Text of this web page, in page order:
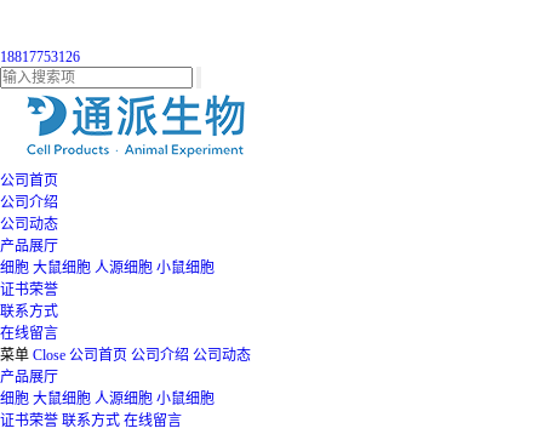
18817753126
公司首页
公司介绍
公司动态
产品展厅
细胞 大鼠细胞 人源细胞 小鼠细胞
证书荣誉
联系方式
在线留言
菜单 Close 公司首页 公司介绍 公司动态
产品展厅
细胞 大鼠细胞 人源细胞 小鼠细胞
证书荣誉 联系方式 在线留言